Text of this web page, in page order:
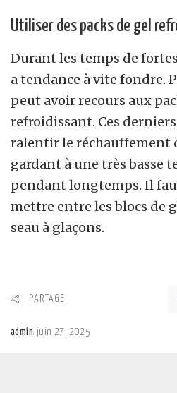
Utiliser des packs de gel
Durant les temps de
a tendance à vite fondre.
peut avoir recours aux
refroidissant. Ces
ralentir le réchauffement
gardant à une très basse
pendant longtemps. Il
mettre entre les blocs de
seau à glaçons.
PARTAGE
Posted
admin juin 27, 2025